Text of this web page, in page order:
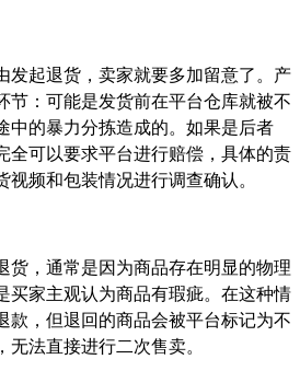
发起退货，卖家就要多加留意了。产
节：可能是发货前在平台仓库就被不
中的暴力分拣造成的。如果是后者
全可以要求平台进行赔偿，具体的责
频和包装情况进行调查确认。
货，通常是因为商品存在明显的物理
买家主观认为商品有瑕疵。在这种情
款，但退回的商品会被平台标记为不
法直接进行二次售卖。